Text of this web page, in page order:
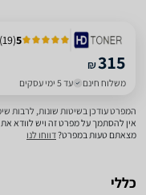
5
(
19
)
₪315
משלוח חינם עד 5 ימי עסקים
המפרט עודכן בשיטות שונות, לרבות
אין להסתמך על מפרט זה ויש לוודא
מצאתם טעות במפרט?דווחו לנו
כללי